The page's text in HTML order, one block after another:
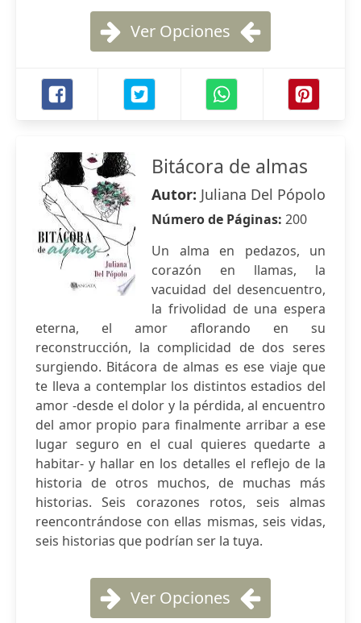
Ver Opciones
Bitácora de almas
Autor: Juliana Del Pópolo
Número de Páginas: 200
Un alma en pedazos, un
corazón en llamas, la
vacuidad del desencuentro,
la frivolidad de una espera
eterna, el amor aflorando en su
reconstrucción, la complicidad de dos seres
surgiendo. Bitácora de almas es ese viaje que
te lleva a contemplar los distintos estadios del
amor -desde el dolor y la pérdida, al encuentro
del amor propio para finalmente arribar a ese
lugar seguro en el cual quieres quedarte a
habitar- y hallar en los detalles el reflejo de la
historia de otros muchos, de muchas más
historias. Seis corazones rotos, seis almas
reencontrándose con ellas mismas, seis vidas,
seis historias que podrían ser la tuya.
Ver Opciones